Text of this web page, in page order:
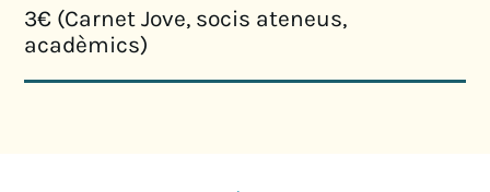
3€ (Carnet Jove, socis ateneus,
acadèmics)